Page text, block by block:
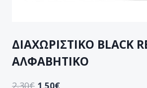
ΔΙΑΧΩΡΙΣΤΙΚΟ BLACK
ΑΛΦΑΒΗΤΙΚΟ
2,30€ 1,50€